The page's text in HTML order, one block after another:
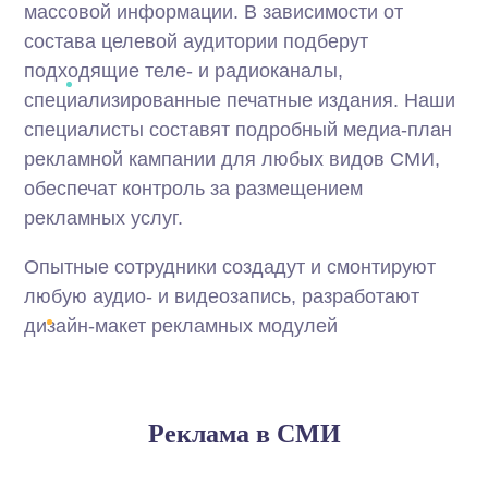
массовой информации. В зависимости от
состава целевой аудитории подберут
подходящие теле- и радиоканалы,
специализированные печатные издания. Наши
специалисты составят подробный медиа-план
рекламной кампании для любых видов СМИ,
обеспечат контроль за размещением
рекламных услуг.
Опытные сотрудники создадут и смонтируют
любую аудио- и видеозапись, разработают
дизайн-макет рекламных модулей
Реклама в СМИ